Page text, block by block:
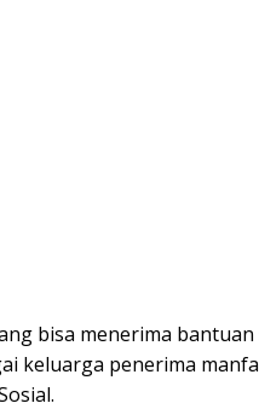
bisa menerima
keluarga penerima